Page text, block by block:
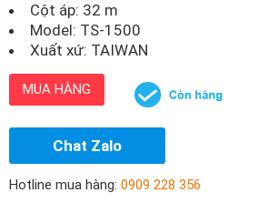
Cột áp: 32 m
Model: TS-1500
Xuất xứ: TAIWAN
MUA HÀNG
Chat Zalo
Hotline mua hàng: 0909 228 356